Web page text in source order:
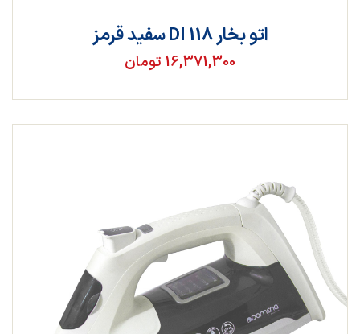
اتو بخار DI 118 سفید قرمز
16,371,300 تومان